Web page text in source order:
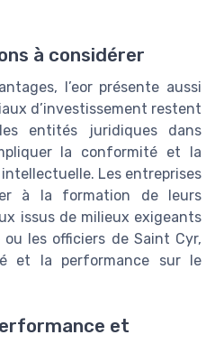
à considérer
l’eor présente aussi
d’investissement restent
entités juridiques dans
la conformité et la
Les entreprises
à la formation de leurs
issus de milieux exigeants
ou les officiers de Saint Cyr,
et la performance sur le
et